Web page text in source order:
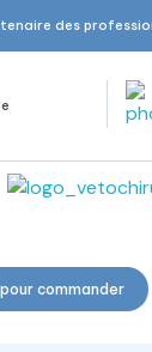
des
Veto Chirurgical
commander